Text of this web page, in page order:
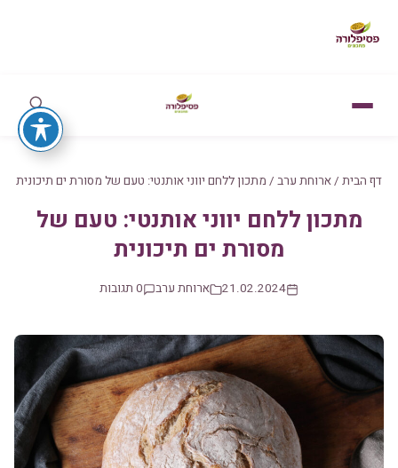
דף הבית /ארוחת ערב / מתכון ללחם יווני אותנטי: טעם של מסורת ים תיכונית
מתכון ללחם יווני אותנטי: טעם של
מסורת ים תיכונית
21.02.2024 ארוחת ערב 0 תגובות